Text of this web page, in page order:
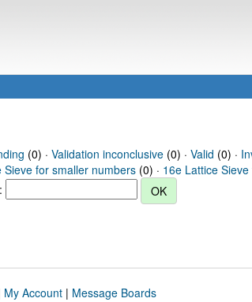
(0) · Validation inconclusive(0) · Valid (0) ·
Sieve for smaller numbers (0) · 16e Lattice
My Account| Message Boards